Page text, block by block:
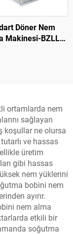
Döner Nem
Makinesi-BZLLF
ortamlarda nem
sağlayan
koşullar ne olursa
ve hassas
üretim
gibi hassas
nem yüklerini
bobini nem
ayırır.
nem alma
etkili bir
soğutma